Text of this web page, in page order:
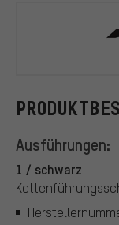
Ausführungen:
1 / schwarz